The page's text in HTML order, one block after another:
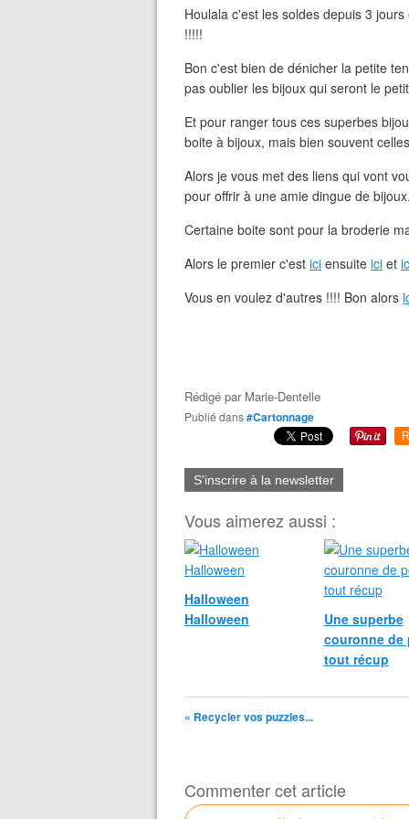
Houlala c'est les soldes depuis 3
!!!!!
Bon c'est bien de dénicher la petite
pas oublier les bijoux qui seront le
Et pour ranger tous ces superbes
boite à bijoux, mais bien souvent
Alors je vous met des liens qui vont
pour offrir à une amie dingue de bijoux.
Certaine boite sont pour la broderie
Alors le premier c'est ici ensuite ici et
Vous en voulez d'autres !!!! Bon alors
Rédigé par Marie-Dentelle
Publié dans#Cartonnage
S'inscrire à la newsletter
Vous aimerez aussi :
Halloween
Halloween
Une superbe
couronne de
tout récup
« Recycler vos puzzles...
Commenter cet article